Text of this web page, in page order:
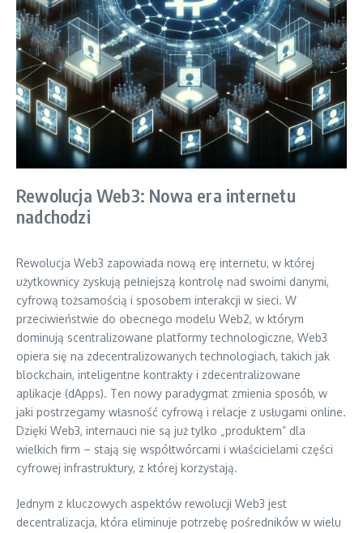
Rewolucja Web3: Nowa era internetu
nadchodzi
Rewolucja Web3 zapowiada nową erę internetu, w której
użytkownicy zyskują pełniejszą kontrolę nad swoimi danymi,
cyfrową tożsamością i sposobem interakcji w sieci. W
przeciwieństwie do obecnego modelu Web2, w którym
dominują scentralizowane platformy technologiczne, Web3
opiera się na zdecentralizowanych technologiach, takich jak
blockchain, inteligentne kontrakty i zdecentralizowane
aplikacje (dApps). Ten nowy paradygmat zmienia sposób, w
jaki postrzegamy własność cyfrową i relacje z usługami online.
Dzięki Web3, internauci nie są już tylko „produktem” dla
wielkich firm – stają się współtwórcami i właścicielami części
cyfrowej infrastruktury, z której korzystają.
Jednym z kluczowych aspektów rewolucji Web3 jest
decentralizacja, która eliminuje potrzebę pośredników w wielu